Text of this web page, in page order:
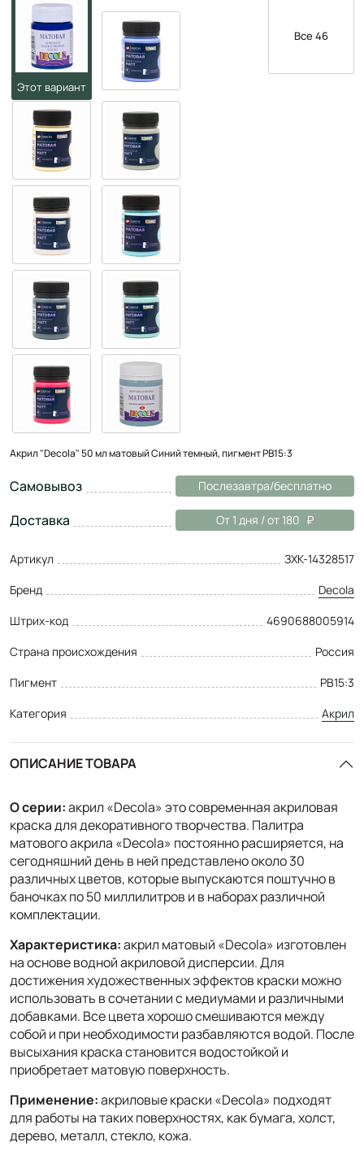
Все 46
Акрил "Decola" 50 мл матовый Синий темный, пигмент PB15:3
Самовывоз Послезавтра/бесплатно
Доставка От 1 дня / от 180
Артикул
ЗХК-14328517
Бренд
Decola
Штрих-код
4690688005914
Страна происхождения
Россия
Пигмент
PB15:3
Категория
Акрил
ОПИСАНИЕ ТОВАРА
О серии:акрил «Decola» это современная акриловая
краска для декоративного творчества. Палитра
матового акрила «Decola» постоянно расширяется, на
сегодняшний день в ней представлено около 30
различных цветов, которые выпускаются поштучно в
баночках по 50 миллилитров и в наборах различной
комплектации.
Характеристика:акрил матовый «Decola» изготовлен
на основе водной акриловой дисперсии. Для
достижения художественных эффектов краски можно
использовать в сочетании с медиумами и различными
добавками. Все цвета хорошо смешиваются между
собой и при необходимости разбавляются водой. После
высыхания краска становится водостойкой и
приобретает матовую поверхность.
Применение:акриловые краски «Decola» подходят
для работы на таких поверхностях, как бумага, холст,
дерево, металл, стекло, кожа.